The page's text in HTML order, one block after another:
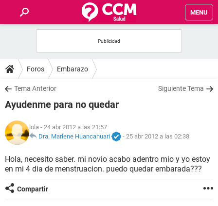
MENU
FOROS
SALUD
FAMILIA
NUTRICIÓN
BIENESTAR
SEXUALIDAD
Foros Embarazo
Tema Anterior Siguiente Tema
Ayudenme para no quedar
lola - 24 abr 2012 a las 21:57
Dra. Marlene Huancahuari
- 25 abr 2012 a las 02:38
Hola, necesito saber. mi novio acabo adentro mio y yo estoy
en mi 4 dia de menstruacion. puedo quedar embarada???
Compartir